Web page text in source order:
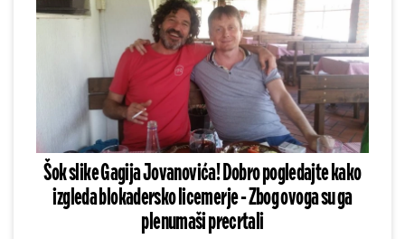
Šok slike Gagija Jovanovića! Dobro pogledajte kako
izgleda blokadersko licemerje - Zbog ovoga su ga
plenumaši precrtali